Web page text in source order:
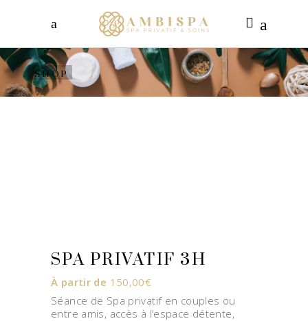
SHOP
SPA PRIVATIF 3H
À partir de 150,00€
Séance de Spa privatif en couples ou
entre amis, accès à l’espace détente,